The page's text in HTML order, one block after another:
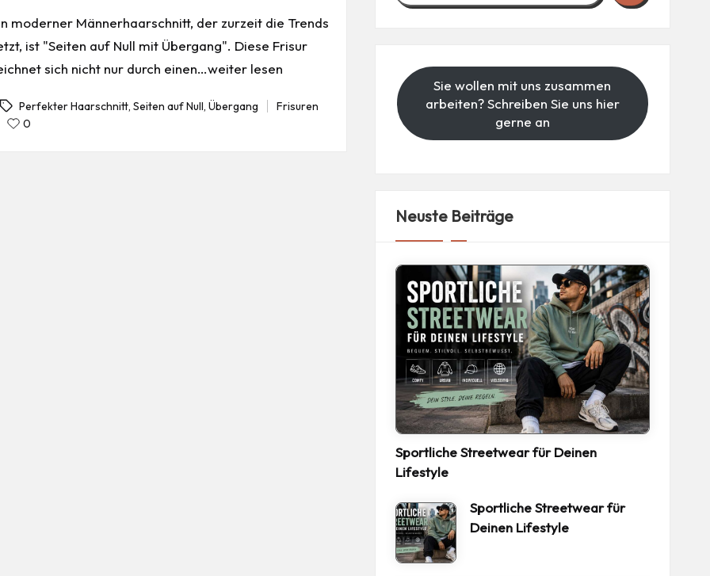
moderner Männerhaarschnitt, der zurzeit die Trends
ist "Seiten auf Null mit Übergang". Diese Frisur
sich nicht nur durch einen…weiter lesen
Perfekter Haarschnitt, Seiten auf Null, Übergang
Posted
Frisuren
0
Sie wollen mit uns zusammen
arbeiten? Schreiben Sie uns hier
gerne an
Neuste Beiträge
Sportliche Streetwear für Deinen
Lifestyle
Sportliche Streetwear für
Deinen Lifestyle